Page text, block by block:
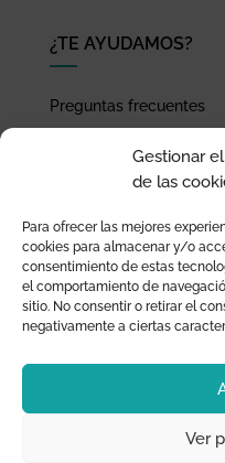
Gestionar
de las
Para ofrecer las mejores
cookies para almacenar y/o
consentimiento de estas
el comportamiento de
sitio. No consentir o retirar el
negativamente a ciertas
Ver
¿TE AYUDAMOS?
Preguntas frecuentes
Pago seguro
Devoluciones y garantía